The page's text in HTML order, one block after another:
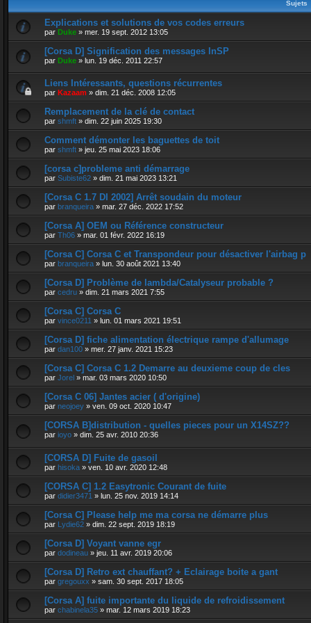
Sujets
Explications et solutions de vos codes erreurs
par Duke » mer. 19 sept. 2012 13:05
[Corsa D] Signification des messages InSP
par Duke » lun. 19 déc. 2011 22:57
Liens Intéressants, questions récurrentes
par Kazaam » dim. 21 déc. 2008 12:05
Remplacement de la clé de contact
par shmft » dim. 22 juin 2025 19:30
Comment démonter les baguettes de toit
par shmft » jeu. 25 mai 2023 18:06
[corsa c]probleme anti démarrage
par Subiste62 » dim. 21 mai 2023 13:21
[Corsa C 1.7 DI 2002] Arrêt soudain du moteur
par branqueira » mar. 27 déc. 2022 17:52
[Corsa A] OEM ou Référence constructeur
par Th06 » mar. 01 févr. 2022 16:19
[Corsa C] Corsa C et Transpondeur pour désactiver l'airbag p
par branqueira » lun. 30 août 2021 13:40
[Corsa D] Problème de lambda/Catalyseur probable ?
par cedru » dim. 21 mars 2021 7:55
[Corsa C] Corsa C
par vince0211 » lun. 01 mars 2021 19:51
[Corsa D] fiche alimentation électrique rampe d'allumage
par dan100 » mer. 27 janv. 2021 15:23
[Corsa C] Corsa C 1.2 Demarre au deuxieme coup de cles
par Jorel » mar. 03 mars 2020 10:50
[Corsa C 06] Jantes acier ( d'origine)
par neojoey » ven. 09 oct. 2020 10:47
[CORSA B]distribution - quelles pieces pour un X14SZ??
par ioyo » dim. 25 avr. 2010 20:36
[CORSA D] Fuite de gasoil
par hisoka » ven. 10 avr. 2020 12:48
[CORSA C] 1.2 Easytronic Courant de fuite
par didier3471 » lun. 25 nov. 2019 14:14
[Corsa C] Please help me ma corsa ne démarre plus
par Lydie62 » dim. 22 sept. 2019 18:19
[Corsa D] Voyant vanne egr
par dodineau » jeu. 11 avr. 2019 20:06
[Corsa D] Retro ext chauffant? + Eclairage boite a gant
par gregouxx » sam. 30 sept. 2017 18:05
[Corsa A] fuite importante du liquide de refroidissement
par chabinela35 » mar. 12 mars 2019 18:23